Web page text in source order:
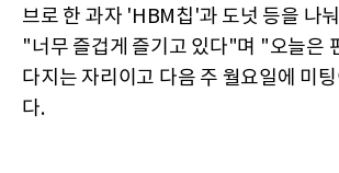
브로 한 과자 'HBM칩'과 도넛 등을 나
"너무 즐겁게 즐기고 있다"며 "오늘은
다지는 자리이고 다음 주 월요일에 미
다.